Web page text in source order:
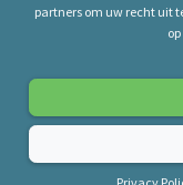
Cookie-beleid
Copyright © 2026
Alle rechten
partners om uw recht uit